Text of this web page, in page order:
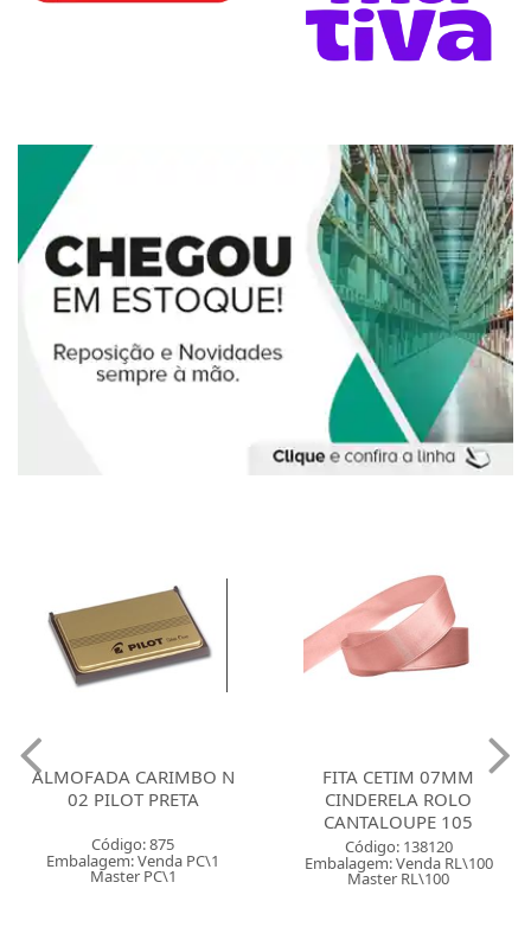
ALMOFADA CARIMBO N
02 PILOT PRETA
Código: 875
Embalagem: Venda PC\1
Master PC\1
FITA CETIM 07MM
CINDERELA ROLO
CANTALOUPE 105
Código: 138120
Embalagem: Venda RL\100
Master RL\100